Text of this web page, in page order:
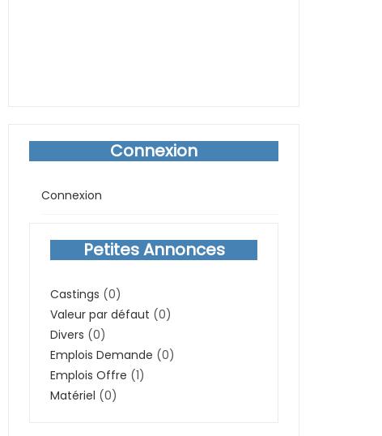
Connexion
Connexion
Petites Annonces
Castings (0)
Valeur par défaut (0)
Divers (0)
Emplois Demande (0)
Emplois Offre (1)
Matériel (0)